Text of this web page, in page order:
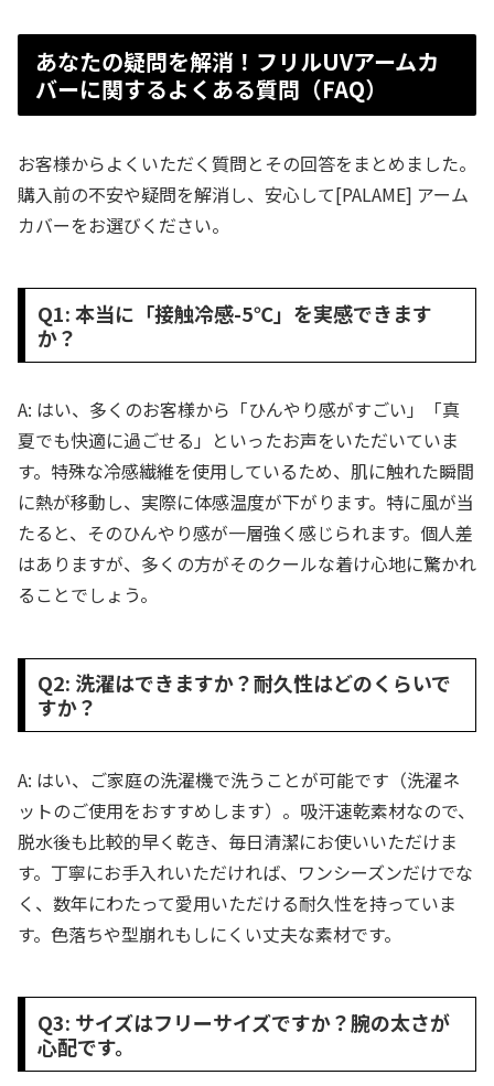
あなたの疑問を解消！フリルUVアームカ
バーに関するよくある質問（FAQ）
お客様からよくいただく質問とその回答をまとめました。
購入前の不安や疑問を解消し、安心して[PALAME] アーム
カバーをお選びください。
Q1: 本当に「接触冷感-5℃」を実感できます
か？
A: はい、多くのお客様から「ひんやり感がすごい」「真
夏でも快適に過ごせる」といったお声をいただいていま
す。特殊な冷感繊維を使用しているため、肌に触れた瞬間
に熱が移動し、実際に体感温度が下がります。特に風が当
たると、そのひんやり感が一層強く感じられます。個人差
はありますが、多くの方がそのクールな着け心地に驚かれ
ることでしょう。
Q2: 洗濯はできますか？耐久性はどのくらいで
すか？
A: はい、ご家庭の洗濯機で洗うことが可能です（洗濯ネ
ットのご使用をおすすめします）。吸汗速乾素材なので、
脱水後も比較的早く乾き、毎日清潔にお使いいただけま
す。丁寧にお手入れいただければ、ワンシーズンだけでな
く、数年にわたって愛用いただける耐久性を持っていま
す。色落ちや型崩れもしにくい丈夫な素材です。
Q3: サイズはフリーサイズですか？腕の太さが
心配です。